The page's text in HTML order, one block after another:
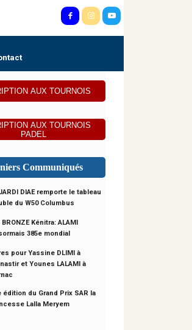
AUX TOURNOIS
AUX TOURNOIS
PADEL
Communiqués
DIAE remporte le tableau
du W50 Columbus
BRONZE Kénitra: ALAMI
385e mondial
pour Yassine DLIMI à
et Younes LALAMI à
édition du Grand Prix SAR la
Lalla Meryem